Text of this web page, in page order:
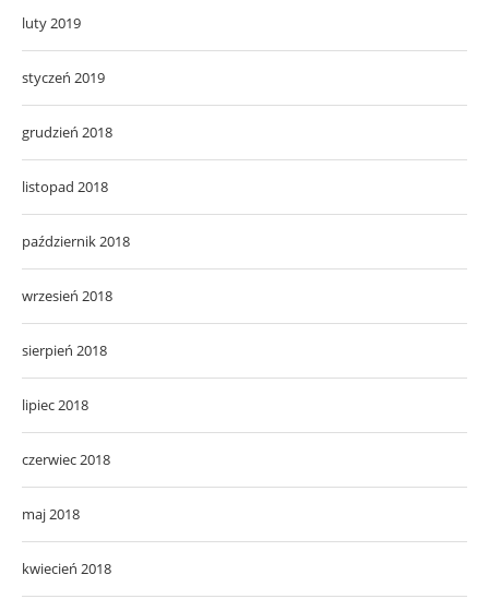
luty 2019
styczeń 2019
grudzień 2018
listopad 2018
październik 2018
wrzesień 2018
sierpień 2018
lipiec 2018
czerwiec 2018
maj 2018
kwiecień 2018